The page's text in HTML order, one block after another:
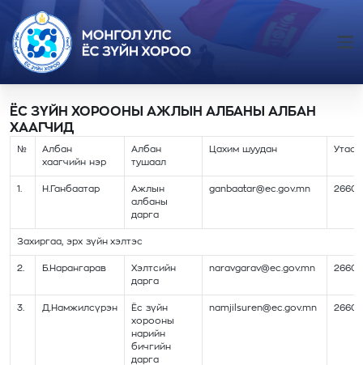
ЁС ЗҮЙН ХОРООНЫ АЖЛЫН АЛБАНЫ АЛБАН
ХААГЧИД
№
Албан
хаагчийн нэр
Албан
тушаал
Цахим шуудан Утас
1. Н.Ганбаатар
Ажлын
албаны
дарга
ganbaatar@ec.gov.mn
Захиргаа, эрх зүйн хэлтэс
2. Б.Нарангарав
Хэлтсийн
дарга
naravgarav@ec.gov.mn
3. Д.Намжилсүрэн
Ёс зүйн
хорооны
нарийн
бичгийн
дарга
namjilsuren@ec.gov.mn